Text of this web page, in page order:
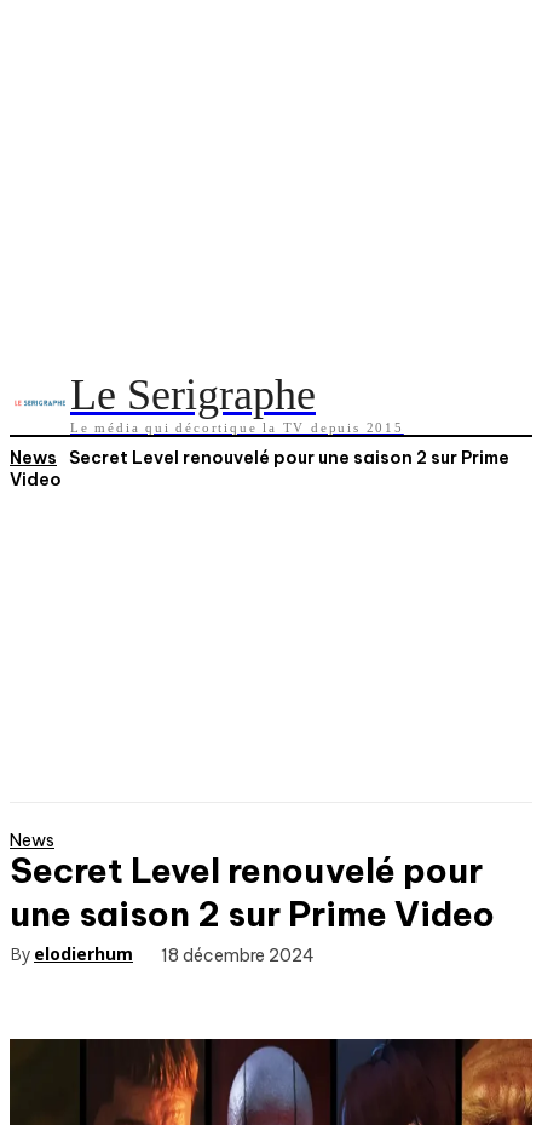
Le Serigraphe
Le média qui décortique la TV depuis 2015
News
Secret Level renouvelé pour une saison 2 sur Prime
Video
News
Secret Level renouvelé pour
une saison 2 sur Prime Video
By elodierhum 18 décembre 2024